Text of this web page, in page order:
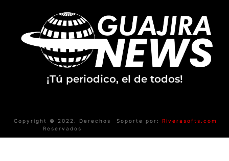
¡Tú periodico, el de todos!
Copyright © 2022. Derechos
Reservados
Soporte por: Riverasofts.com